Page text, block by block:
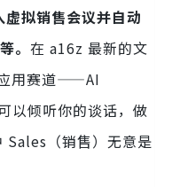
拟销售会议并自动
。 在 a16z 最新的文
用赛道——AI
以倾听你的谈话，做
Sales（销售）无意是